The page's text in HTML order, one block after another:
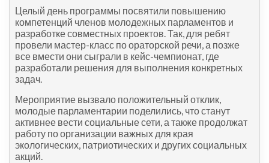
Целый день программы посвятили повышению
компетенций членов молодежных парламентов и
разработке совместных проектов. Так, для ребят
провели мастер-класс по ораторской речи, а позже
все вмести они сыграли в кейс-чемпионат, где
разработали решения для выполнения конкретных
задач.
Мероприятие вызвало положительный отклик,
молодые парламентарии поделились, что станут
активнее вести социальные сети, а также продолжат
работу по организации важных для края
экологических, патриотических и других социальных
акций.